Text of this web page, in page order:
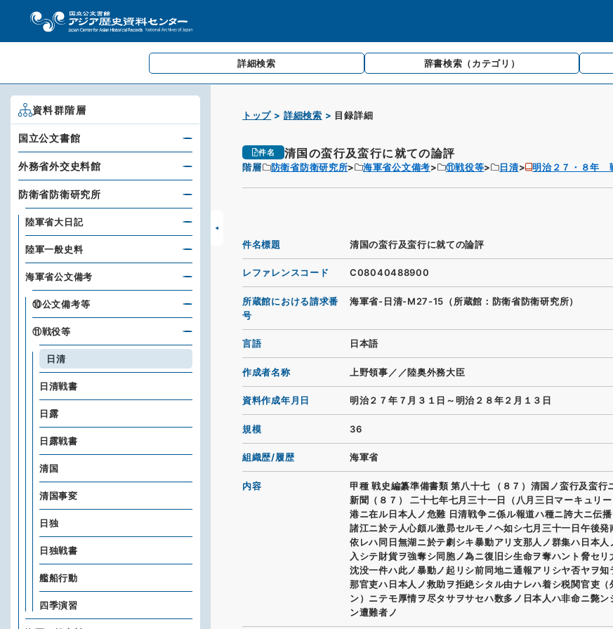
詳細検索 辞書検索 （カテゴリ）
トップ 詳細検索 目録詳細
件名 清国の蛮行及蛮行に就ての論評
階層 防衛省防衛研究所 海軍省公文備考 ⑪戦役等 日清 明治２７・８年
件名標題 清国の蛮行及蛮行に就ての論評
レファレンスコード C08040488900
所蔵館における請求番
号
海軍省-日清-M27-15（所蔵館：防衛省防衛研究所）
言語 日本語
作成者名称 上野領事／／陸奥外務大臣
資料作成年月日 明治２７年７月３１日～明治２８年２月１３日
規模 36
組織歴/履歴 海軍省
内容
甲種 戦史編纂準備書類 第八十七 （８７）清国ノ蛮行及蛮行
新聞（８７） 二十七年七月三十一日（八月三日マーキュリ
港ニ在ル日本人ノ危難 日清戦争ニ係ル報道ハ種ニ誇大ニ伝
諸江ニ於テ人心頗ル激昴セルモノヘ如シ七月三十一日午後発
依レハ同日無湖ニ於テ劇シキ暴動アリ支那人ノ群集ハ日本人
入シテ財貨ヲ強奪シ同胞ノ為ニ復旧シ生命ヲ奪ハント脅セリ
沈没一件ハ此ノ暴動ノ起リシ前同地ニ通報アリシヤ否ヤヲ知
那官吏ハ日本人ノ救助ヲ拒絶シタル由ナレハ着シ税関官吏（
ン）ニテモ厚情ヲ尽タサヲサセハ数多ノ日本人ハ非命ニ斃ン
ン遭難者ノ
資料群階層
国立公文書館
外務省外交史料館
防衛省防衛研究所
陸軍省大日記
陸軍一般史料
海軍省公文備考
⑩公文備考等
⑪戦役等
日清
日清戦書
日露
日露戦書
清国
清国事変
日独
日独戦書
艦船行動
四季演習